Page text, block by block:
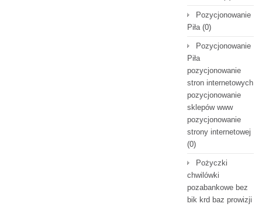
Pozycjonowanie
Piła(0)
Pozycjonowanie
Piła
pozycjonowanie
stron internetowych
pozycjonowanie
sklepów www
pozycjonowanie
strony internetowej
(0)
Pożyczki
chwilówki
pozabankowe bez
bik krd baz prowizji